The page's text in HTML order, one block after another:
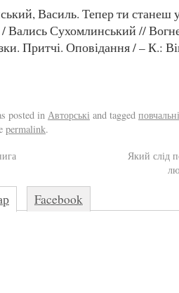
Василь. Тепер ти станеш
Вались Сухомлинський //
Притчі. Оповідання / – К.:
posted in Авторські and tagged
permalink.
Який слід
Facebook